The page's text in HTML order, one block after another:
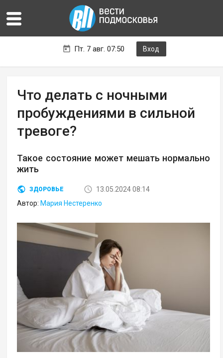
Пт. 7 авг. 07:50 Вход
Что делать с ночными
пробуждениями в сильной
тревоге?
Такое состояние может мешать нормально
жить
ЗДОРОВЬЕ
13.05.2024 08:14
Автор: Мария Нестеренко